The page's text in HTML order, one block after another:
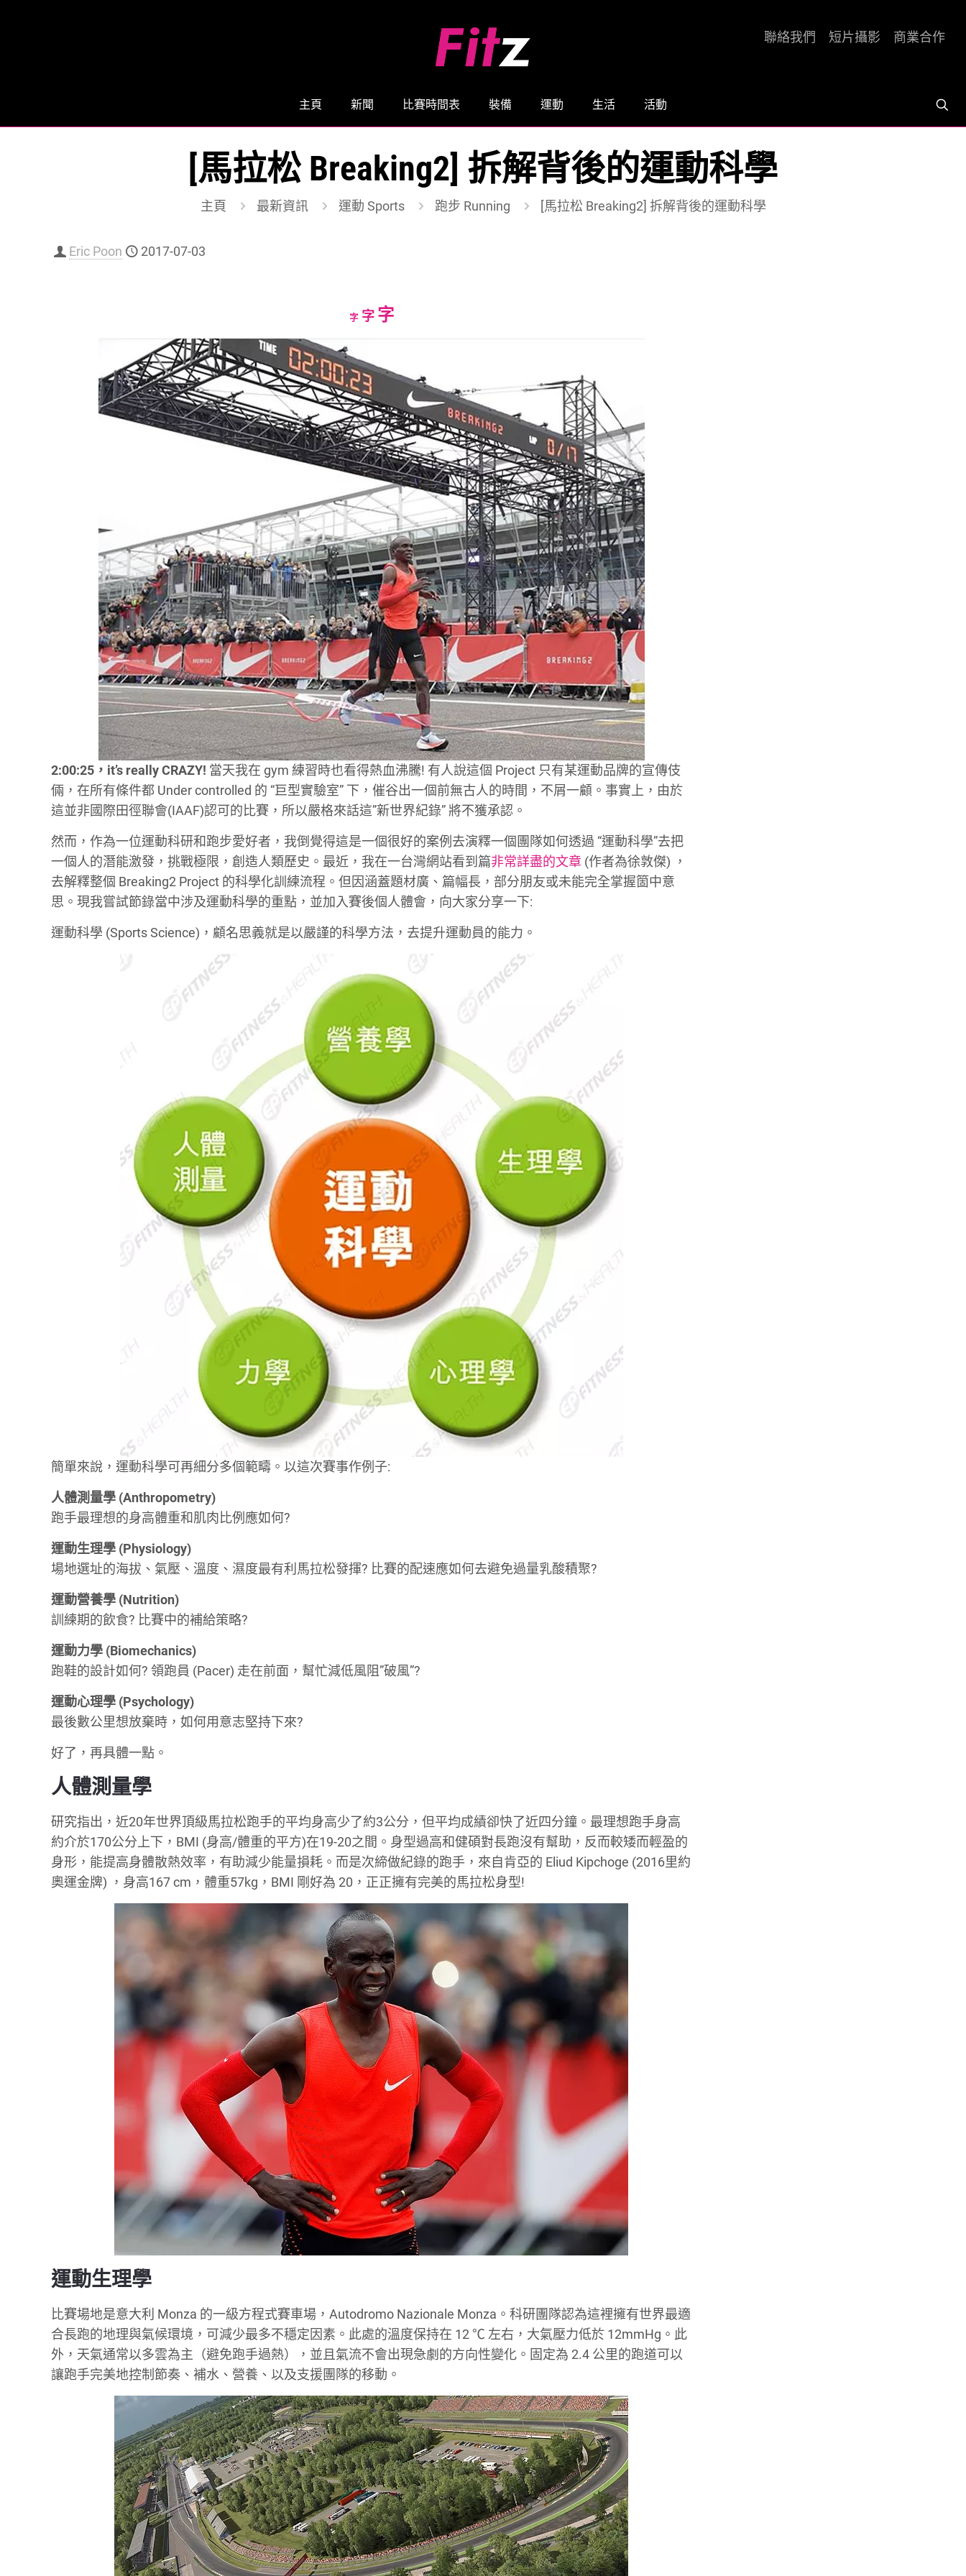
主頁 新聞 比賽時間表 裝備 運動 生活 活動
聯絡我們 短片攝影 商業合作
[馬拉松 Breaking2] 拆解背後的運動科學
主頁 最新資訊 運動 Sports 跑步 Running [馬拉松 Breaking2] 拆解背後的運動科學
Eric Poon 2017-07-03
字Decrease
字Reset
字Increase
font
2:00:25，it’s really CRAZY! 當天我在 gym 練習時也看得熱血沸騰! 有人說這個 Project 只有某運動品牌的宣傳伎
倆，在所有條件都 Under controlled 的 “巨型實驗室” 下，催谷出一個前無古人的時間，不屑一顧。事實上，由於
這並非國際田徑聯會(IAAF)認可的比賽，所以嚴格來話這”新世界紀錄” 將不獲承認。
然而，作為一位運動科研和跑步愛好者，我倒覺得這是一個很好的案例去演釋一個團隊如何透過 “運動科學”去把
一個人的潛能激發，挑戰極限，創造人類歷史。最近，我在一台灣網站看到篇非常詳盡的文章 (作者為徐敦傑) ，
去解釋整個 Breaking2 Project 的科學化訓練流程。但因涵蓋題材廣、篇幅長，部分朋友或未能完全掌握箇中意
思。現我嘗試節錄當中涉及運動科學的重點，並加入賽後個人體會，向大家分享一下:
運動科學 (Sports Science)，顧名思義就是以嚴謹的科學方法，去提升運動員的能力。
簡單來說，運動科學可再細分多個範疇。以這次賽事作例子:
人體測量學 (Anthropometry)
跑手最理想的身高體重和肌肉比例應如何?
運動生理學 (Physiology)
場地選址的海拔、氣壓、溫度、濕度最有利馬拉松發揮? 比賽的配速應如何去避免過量乳酸積聚?
運動營養學 (Nutrition)
訓練期的飲食? 比賽中的補給策略?
運動力學 (Biomechanics)
跑鞋的設計如何? 領跑員 (Pacer) 走在前面，幫忙減低風阻”破風”?
運動心理學 (Psychology)
最後數公里想放棄時，如何用意志堅持下來?
好了，再具體一點。
人體測量學
研究指出，近20年世界頂級馬拉松跑手的平均身高少了約3公分，但平均成績卻快了近四分鐘。最理想跑手身高
約介於170公分上下，BMI (身高/體重的平方)在19-20之間。身型過高和健碩對長跑沒有幫助，反而較矮而輕盈的
身形，能提高身體散熱效率，有助減少能量損耗。而是次締做紀錄的跑手，來自肯亞的 Eliud Kipchoge (2016里約
奧運金牌) ，身高167 cm，體重57kg，BMI 剛好為 20，正正擁有完美的馬拉松身型!
運動生理學
比賽場地是意大利 Monza 的一級方程式賽車場，Autodromo Nazionale Monza。科研團隊認為這裡擁有世界最適
合長跑的地理與氣候環境，可減少最多不穩定因素。此處的溫度保持在 12 ℃ 左右，大氣壓力低於 12mmHg。此
外，天氣通常以多雲為主（避免跑手過熱），並且氣流不會出現急劇的方向性變化。固定為 2.4 公里的跑道可以
讓跑手完美地控制節奏、補水、營養、以及支援團隊的移動。